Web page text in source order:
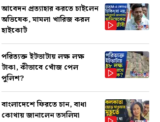
আবেদন প্রত্যাহার করতে চাইলেন
অভিষেক, মামলা খারিজ করল
হাইকোর্ট
পরিত্যক্ত ইটভাটায় লক্ষ লক্ষ
টাকা, কীভাবে খোঁজ পেল
পুলিশ?
বাংলাদেশে ফিরতে চান, বাধা
কোথায় জানালেন তসলিমা